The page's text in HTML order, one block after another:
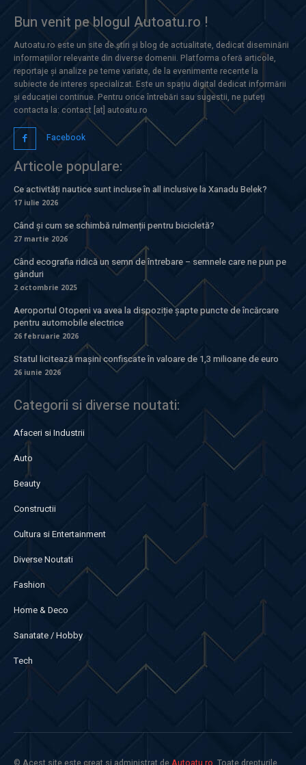
Bun venit pe blogul Autoatu.ro !
Autoatu.ro este un site de știri și blog de actualitate, dedicat diseminării
informațiilor relevante din diverse domenii. Platforma oferă articole,
reportaje și analize pe teme variate, de la evenimente recente la
subiecte de interes specializat. Este un spațiu digital dedicat informării
și educației continue. Pentru orice întrebări sau sugestii, ne puteți
contacta la: contact [at] autoatu.ro
Facebook
Articole populare:
Ce activități nautice sunt incluse în all inclusive la Xanadu Belek?
17 iulie 2026
Când și cum se schimbă rulmenții pentru bicicletă?
27 martie 2026
Când ecografia ridică un semn de întrebare – semnele care ne pun pe
gânduri
2 octombrie 2025
Aeroportul Otopeni va avea la dispoziție șapte puncte de încărcare
pentru automobile electrice
26 februarie 2026
Statul licitează mașini confiscate în valoare de 1,3 milioane de euro
26 iunie 2026
Categorii si diverse noutati:
Afaceri si Industrii
Auto
Beauty
Constructii
Cultura si Entertainment
Diverse Noutati
Fashion
Home & Deco
Sanatate / Hobby
Tech